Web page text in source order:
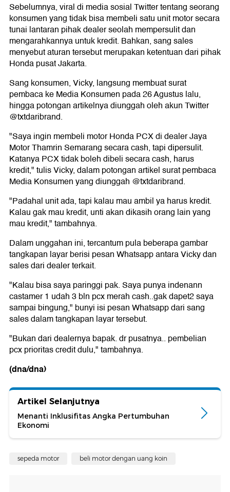
Sebelumnya, viral di media sosial Twitter tentang seorang
konsumen yang tidak bisa membeli satu unit motor secara
tunai lantaran pihak dealer seolah mempersulit dan
mengarahkannya untuk kredit. Bahkan, sang sales
menyebut aturan tersebut merupakan ketentuan dari pihak
Honda pusat Jakarta.
Sang konsumen, Vicky, langsung membuat surat
pembaca ke Media Konsumen pada 26 Agustus lalu,
hingga potongan artikelnya diunggah oleh akun Twitter
@txtdaribrand.
"Saya ingin membeli motor Honda PCX di dealer Jaya
Motor Thamrin Semarang secara cash, tapi dipersulit.
Katanya PCX tidak boleh dibeli secara cash, harus
kredit," tulis Vicky, dalam potongan artikel surat pembaca
Media Konsumen yang diunggah @txtdaribrand.
"Padahal unit ada, tapi kalau mau ambil ya harus kredit.
Kalau gak mau kredit, unti akan dikasih orang lain yang
mau kredit," tambahnya.
Dalam unggahan ini, tercantum pula beberapa gambar
tangkapan layar berisi pesan Whatsapp antara Vicky dan
sales dari dealer terkait.
"Kalau bisa saya paringgi pak. Saya punya indenann
castamer 1 udah 3 bln pcx merah cash..gak dapet2 saya
sampai bingung," bunyi isi pesan Whatsapp dari sang
sales dalam tangkapan layar tersebut.
"Bukan dari dealernya bapak. dr pusatnya.. pembelian
pcx prioritas credit dulu," tambahnya.
(dna/dna)
Artikel Selanjutnya
Menanti Inklusifitas Angka Pertumbuhan
Ekonomi
sepeda motor beli motor dengan uang koin